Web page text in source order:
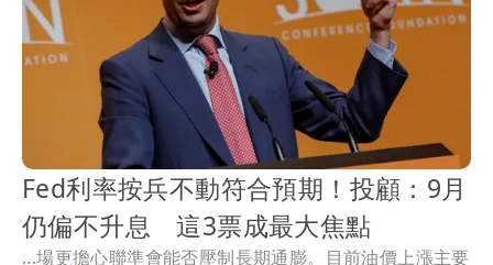
Fed利率按兵不動符合預期！投顧：9月
仍偏不升息 這3票成最大焦點
...場更擔心聯準會能否壓制長期通膨。目前油價上漲主要